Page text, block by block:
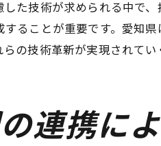
新素材がもたらす未来の可能
切り開く次世代の溶接技術
次世代技術者の育成と支援
次世代技術者が直面する課題
た技術が求められる中で
ることが重要です。愛知
の技術革新が実現されて
連携に